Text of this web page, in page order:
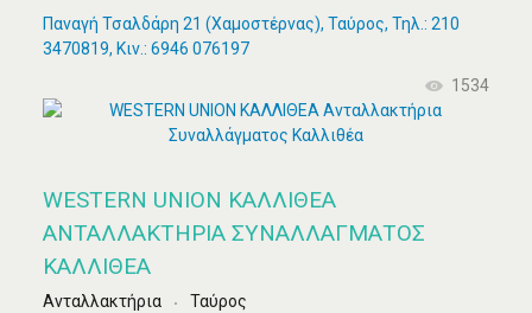
Παναγή Τσαλδάρη 21 (Χαμοστέρνας), Ταύρος, Τηλ.: 210
3470819, Κιν.: 6946 076197
1534
WESTERN UNION ΚΑΛΛΙΘΕΑ
ΑΝΤΑΛΛΑΚΤΉΡΙΑ ΣΥΝΑΛΛΆΓΜΑΤΟΣ
ΚΑΛΛΙΘΈΑ
Ανταλλακτήρια
Ταύρος